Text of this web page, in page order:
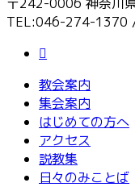
TEL:046-274-1370
教会案内
集会案内
はじめての方へ
アクセス
説教集
日々のみことば